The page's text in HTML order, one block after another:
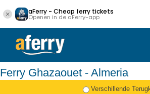
aFerry - Cheap ferry tickets
Openen in de aFerry-app
Ferry Ghazaouet - Almeria
Verschillende